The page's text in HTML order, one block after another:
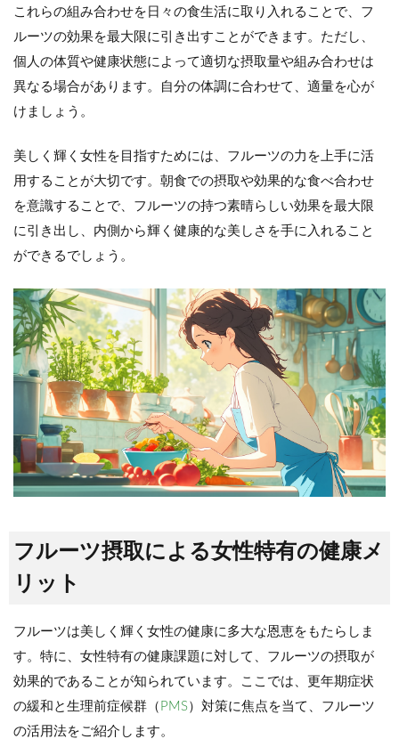
これらの組み合わせを日々の食生活に取り入れることで、フ
ルーツの効果を最大限に引き出すことができます。ただし、
個人の体質や健康状態によって適切な摂取量や組み合わせは
異なる場合があります。自分の体調に合わせて、適量を心が
けましょう。
美しく輝く女性を目指すためには、フルーツの力を上手に活
用することが大切です。朝食での摂取や効果的な食べ合わせ
を意識することで、フルーツの持つ素晴らしい効果を最大限
に引き出し、内側から輝く健康的な美しさを手に入れること
ができるでしょう。
フルーツ摂取による女性特有の健康メ
リット
フルーツは美しく輝く女性の健康に多大な恩恵をもたらしま
す。特に、女性特有の健康課題に対して、フルーツの摂取が
効果的であることが知られています。ここでは、更年期症状
の緩和と生理前症候群（ PMS）対策に焦点を当て、フルーツ
の活用法をご紹介します。